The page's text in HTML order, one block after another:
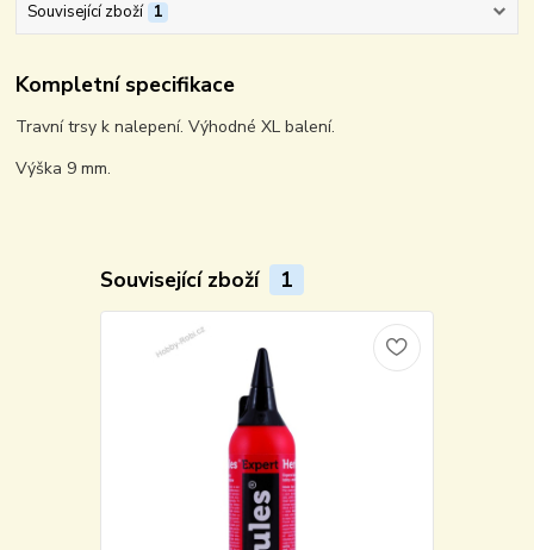
Související zboží 1
Kompletní specifikace
Travní trsy k nalepení. Výhodné XL balení.
Výška 9 mm.
Související zboží 1